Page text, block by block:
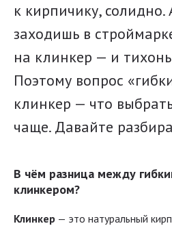
к кирпичику, солидно.
заходишь в
на клинкер — и
Поэтому вопрос
клинкер — что
чаще. Давайте
В чём разница между
клинкером?
Клинкер — это натуральный